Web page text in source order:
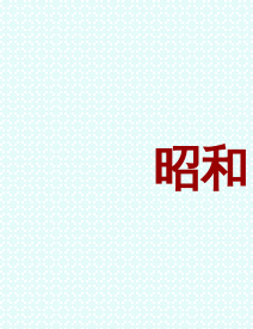
立
昭
昭和